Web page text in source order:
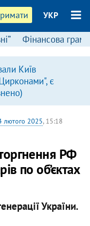
УКР
Фінансова
Київ
є
лютого 2025, 15:18
РФ
по об’єктах
України.